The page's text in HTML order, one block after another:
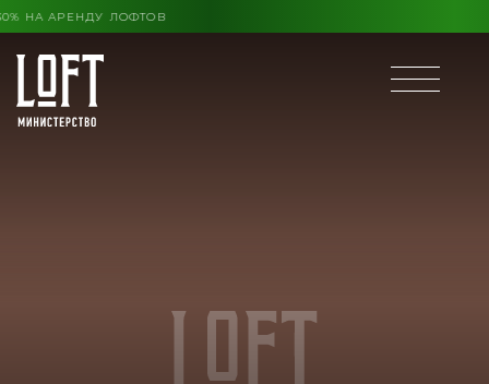
КОНЦА ЛЕТА ВЫГОДА ДО 30% НА АРЕНДУ ЛОФТОВ